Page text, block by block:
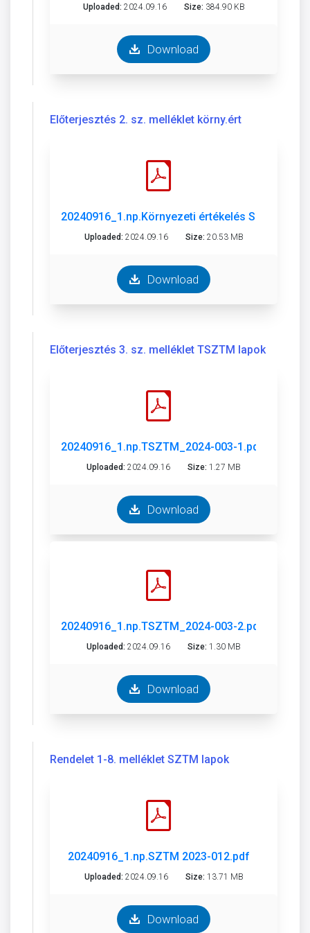
Uploaded: 2024.09.16 Size: 384.90 KB
Download
Előterjesztés 2. sz. melléklet körny.ért
20240916_1.np.Környezeti értékelés SZTM
Uploaded: 2024.09.16 Size: 20.53 MB
Download
Előterjesztés 3. sz. melléklet TSZTM lapok
20240916_1.np.TSZTM_2024-003-1.pdf
Uploaded: 2024.09.16 Size: 1.27 MB
Download
20240916_1.np.TSZTM_2024-003-2.pdf
Uploaded: 2024.09.16 Size: 1.30 MB
Download
Rendelet 1-8. melléklet SZTM lapok
20240916_1.np.SZTM 2023-012.pdf
Uploaded: 2024.09.16 Size: 13.71 MB
Download